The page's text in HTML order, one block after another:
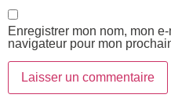
Enregistrer mon nom, mon
navigateur pour mon